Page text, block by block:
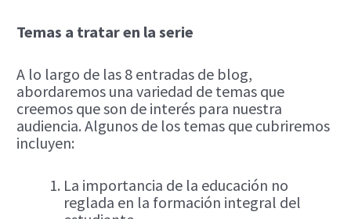
Temas a tratar en la serie
A lo largo de las 8 entradas de blog,
abordaremos una variedad de temas que
creemos que son de interés para nuestra
audiencia. Algunos de los temas que cubriremos
incluyen:
La importancia de la educación no
reglada en la formación integral del